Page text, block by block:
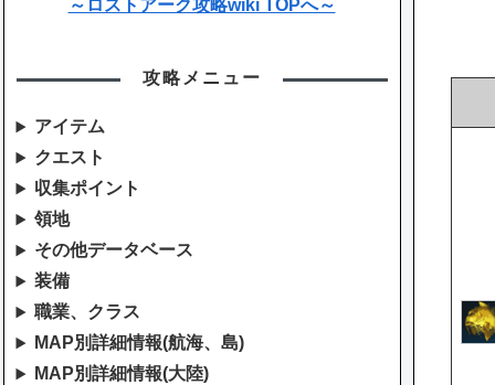
～ロストアーク攻略wiki TOPへ～
攻略メニュー
アイテム
クエスト
収集ポイント
領地
その他データベース
装備
職業、クラス
MAP別詳細情報(航海、島)
MAP別詳細情報(大陸)